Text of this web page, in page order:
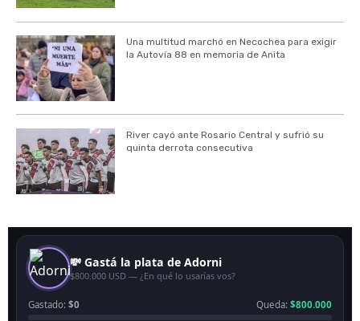
Una multitud marchó en Necochea para exigir
la Autovía 88 en memoria de Anita
River cayó ante Rosario Central y sufrió su
quinta derrota consecutiva